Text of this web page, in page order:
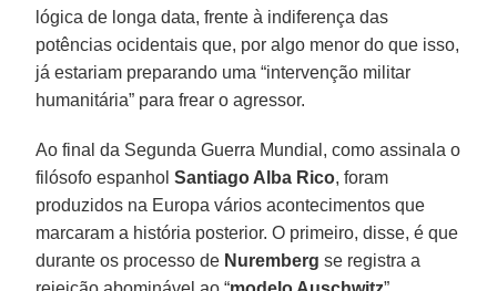
lógica de longa data, frente à indiferença das
potências ocidentais que, por algo menor do que isso,
já estariam preparando uma “intervenção militar
humanitária” para frear o agressor.
Ao final da Segunda Guerra Mundial, como assinala o
filósofo espanholSantiago Alba Rico, foram
produzidos na Europa vários acontecimentos que
marcaram a história posterior. O primeiro, disse, é que
durante os processo de Nuremberg se registra a